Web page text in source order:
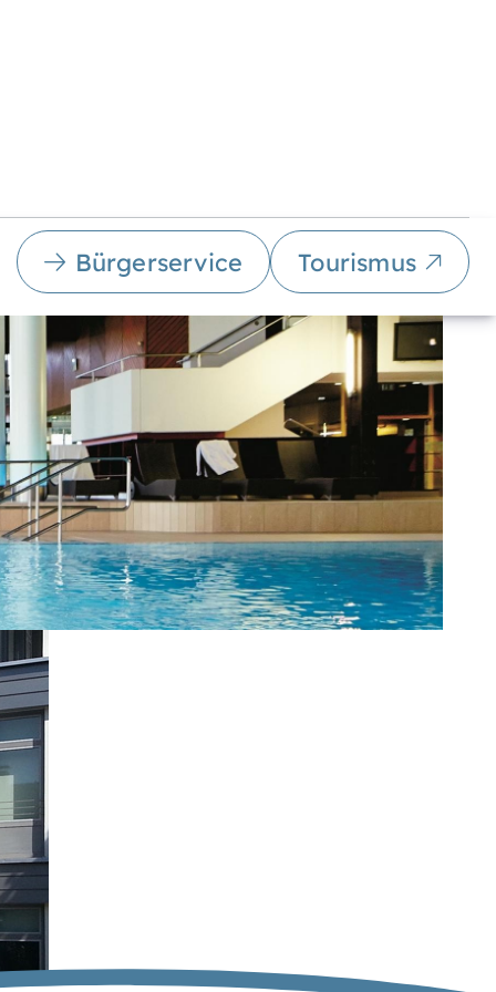
Bürgerservice Tourismus